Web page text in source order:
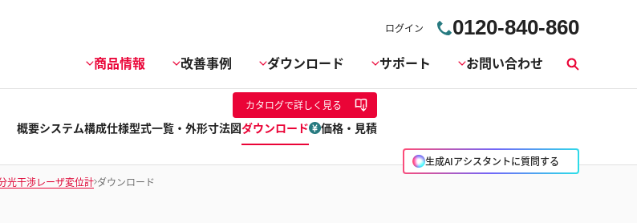
ログイン 0120-840-860
商品情報 改善事例 ダウンロード サポート お問い合わせ
索
生成AIアシスタントに質問する
カタログで詳しく見る
概要システム構成仕様型式一覧・外形寸法図ダウンロード 価格・見積
光干渉レーザ変位計 ダウンロード